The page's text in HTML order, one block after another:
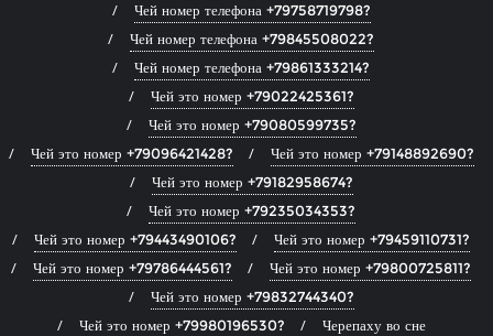
Чей номер телефона +79758719798?
Чей номер телефона +79845508022?
Чей номер телефона +79861333214?
Чей это номер +79022425361?
Чей это номер +79080599735?
Чей это номер +79096421428?
Чей это номер +79148892690?
Чей это номер +79182958674?
Чей это номер +79235034353?
Чей это номер +79443490106?
Чей это номер +79459110731?
Чей это номер +79786444561?
Чей это номер +79800725811?
Чей это номер +79832744340?
Чей это номер +79980196530?
Черепаху во сне